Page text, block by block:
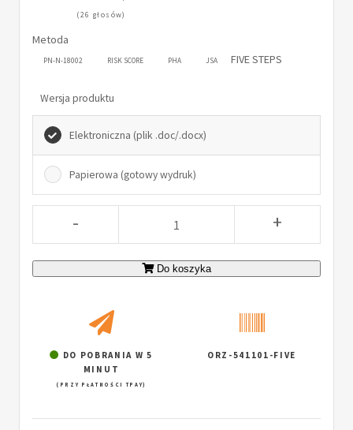
(26 głosów)
Metoda
PN-N-18002 RISK SCORE PHA JSA FIVE STEPS
Wersja produktu
Elektroniczna (plik .doc/.docx)
Papierowa (gotowy wydruk)
- +
Do koszyka
DO POBRANIA W 5
MINUT
(PRZY PŁATNOŚCI TPAY)
ORZ-541101-FIVE